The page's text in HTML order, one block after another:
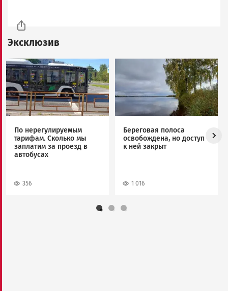
Эксклюзив
Image
По нерегулируемым
тарифам. Сколько мы
заплатим за проезд в
автобусах
356
Береговая полоса
освобождена, но доступ
к ней закрыт
1 016